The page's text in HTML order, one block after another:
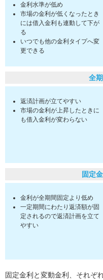
金利水準が低め
市場の金利が低くなったとき
には借入金利も連動して下が
る
いつでも他の金利タイプへ変
更できる
全
返済計画が立てやすい
市場の金利が上昇したときに
も借入金利が変わらない
固定
金利が全期間固定より低め
一定期間にわたり返済額が固
定されるので返済計画を立て
やすい
固定金利と変動金利、それぞ